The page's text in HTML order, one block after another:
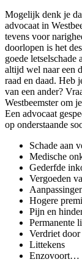
Mogelijk denk je
advocaat in
tevens voor
doorlopen is het
goede letselschade
altijd wel naar een
raad en daad. Heb
van een ander?
Westbeemster om
Een advocaat
op onderstaande
Schade aan
Medische
Gederfde
Vergoeden
Hogere
Pijn en
Permanente
Verdriet
Littekens
Enzovoort…